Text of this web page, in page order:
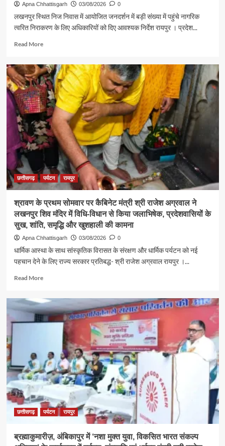
Apna Chhattisgarh 03/08/2026 0
लखनपुर स्थित निज निवास में आयोजित जनदर्शन में बड़ी संख्या में पहुंचे नागरिक
त्वरित निराकरण के लिए अधिकारियों को दिए आवश्यक निर्देश रायपुर । प्रदेश...
Read MoreRead
पर्यटन
एवं
संस्कृति
मंत्री
श्री
राजेश
अग्रवाल
ने
जनदर्शन
सुनीं
आमजन
की
छत्तीसगढ़ पर्यटन रायपुर
श्रावण के प्रथम सोमवार पर कैबिनेट मंत्री श्री राजेश अग्रवाल ने
लखनपुर शिव मंदिर में विधि-विधान से किया जलाभिषेक, प्रदेशवासियों के
सुख, शांति, समृद्धि और खुशहाली की कामना
Apna Chhattisgarh 03/08/2026 0
धार्मिक आस्था के साथ सांस्कृतिक विरासत के संरक्षण और धार्मिक पर्यटन को नई
पहचान देने के लिए राज्य सरकार प्रतिबद्ध- श्री राजेश अग्रवाल रायपुर ।...
Read MoreRead
श्रावण
के
प्रथम
कैबिनेट
मंत्री
श्री
राजेश
अग्रवाल
ने
लखनपुर
में
छत्तीसगढ़ पर्यटन रायपुर
ब्रह्माकुमारीज़, अंबिकापुर में ‘नशा मुक्त युवा, विकसित भारत संकल्प